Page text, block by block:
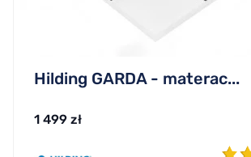
Hilding GARDA - materac...
1 499 zł